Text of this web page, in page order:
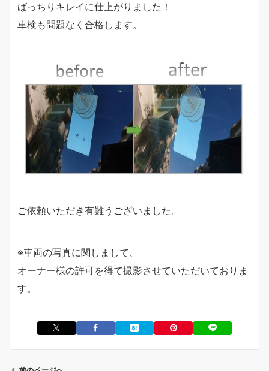
ばっちりキレイに仕上がりました！
車検も問題なく合格します。
ご依頼いただき有難うございました。
※車両の写真に関しまして、
オーナー様の許可を得て撮影させていただいておりま
す。